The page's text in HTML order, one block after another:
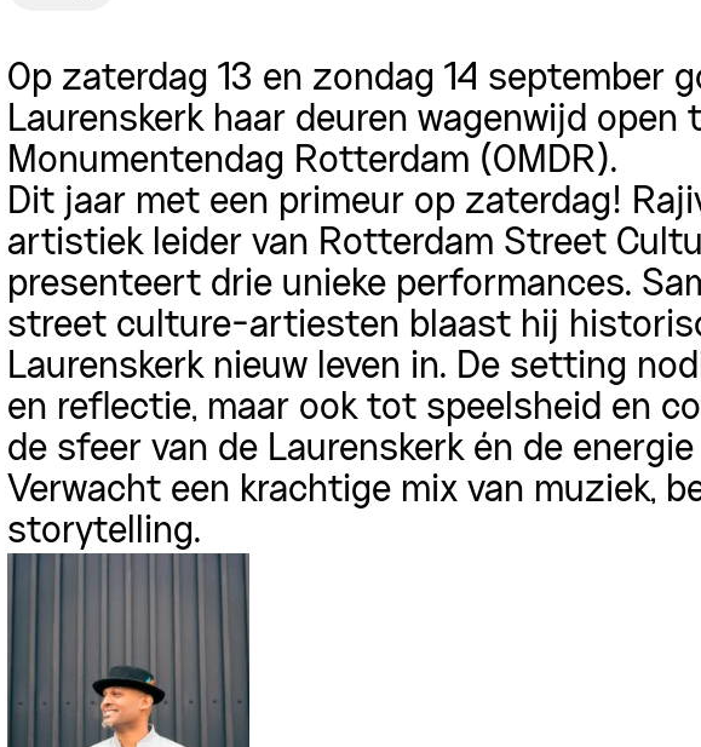
Op zaterdag 13 en zondag 14 september
Laurenskerk haar deuren wagenwijd open
Monumentendag Rotterdam (OMDR).
Dit jaar met een primeur op zaterdag!
artistiek leider van Rotterdam Street
presenteert drie unieke performances.
street culture-artiesten blaast hij
Laurenskerk nieuw leven in. De setting
en reflectie, maar ook tot speelsheid en
de sfeer van de Laurenskerk én de energie
Verwacht een krachtige mix van muziek,
storytelling.